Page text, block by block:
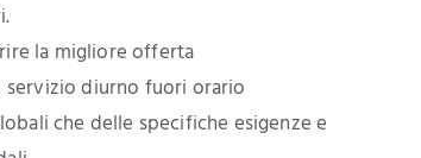
la migliore offerta
servizio diurno fuori orario
che delle specifiche esigenze e